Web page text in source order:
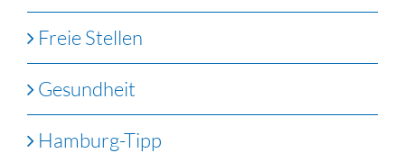
Freie Stellen
Gesundheit
Hamburg-Tipp